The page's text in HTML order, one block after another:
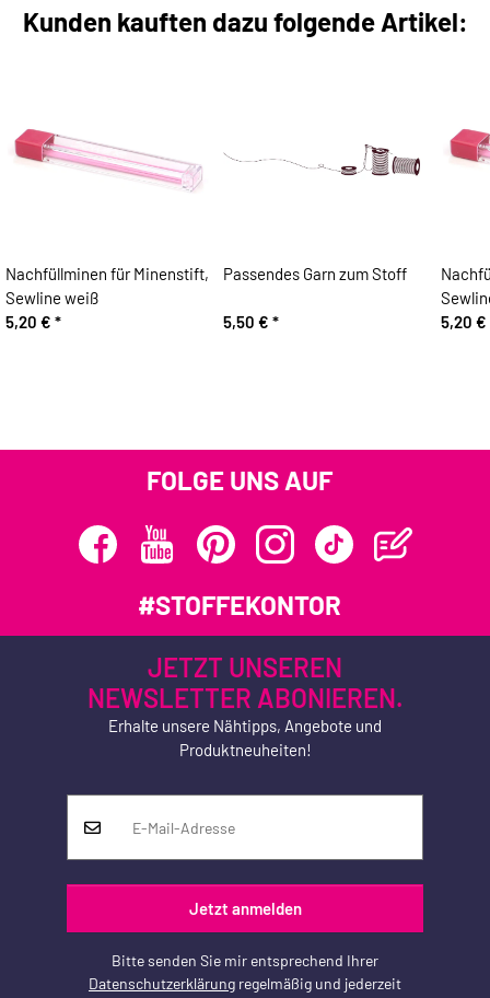
Kunden kauften dazu folgende Artikel:
Nachfüllminen für Minenstift,
Sewline weiß
5,20 € *
Passendes Garn zum Stoff
5,50 € *
5,20 €
FOLGE UNS AUF
#STOFFEKONTOR
JETZT UNSEREN
NEWSLETTER ABONIEREN.
Erhalte unsere Nähtipps, Angebote und
Produktneuheiten!
Jetzt anmelden
Bitte senden Sie mir entsprechend Ihrer
Datenschutzerklärung regelmäßig und jederzeit